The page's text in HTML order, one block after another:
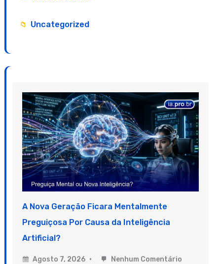
Uncategorized
A Nova Geração Ficara Mentalmente
Preguiçosa Por Causa da Inteligência
Artificial?
Agosto 7, 2026 Nenhum Comentário